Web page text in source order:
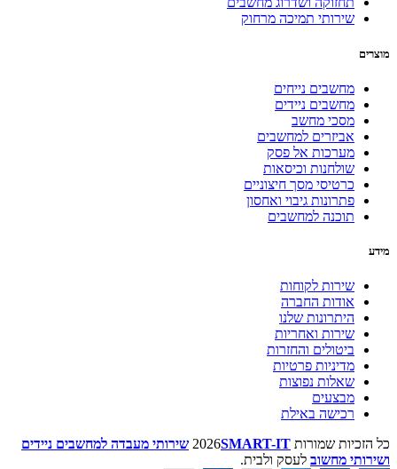
שירותי תמיכה מרחוק
מוצרים
מחשבים נייחים
מחשבים ניידים
מסכי מחשב
אביזרים למחשבים
מערכות אל פסק
שולחנות וכיסאות
כרטיסי מסך חיצוניים
פתרונות גיבוי ואחסון
תוכנה למחשבים
מידע
שירות לקוחות
אודות החברה
היתרונות שלנו
שירות ואחריות
ביטולים והחזרות
מדיניות פרטיות
שאלות נפוצות
מבצעים
רכישה באילת
כל הזכיות שמורות
2026SMART-IT
שירותי מעבדה למחשבים ניידים
ושירותי מחשוב לעסק ולבית.